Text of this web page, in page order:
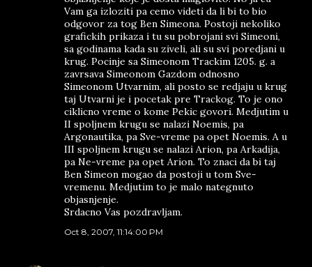
Vam ga izloziti pa cemo videti da li bi to bio
odgovor za tog Ben Simeona. Postoji nekoliko
grafickih prikaza i tu su pobrojani svi Simeoni,
sa godinama kada su ziveli, ali su svi poredjani u
krug. Pocinje sa Simeonom Trackim 1205. g. a
zavrsava Simeonom Gazdom odnosno
Simeonom Utvarnim, ali posto se redjaju u krug
taj Utvarni je i pocetak pre Trackog. To je ono
ciklicno vreme o kome Pekic govori. Medjutim u
II spoljnem krugu se nalazi Noemis, pa
Argonautika, pa Sve-vreme pa opet Noemis. A u
III spoljnem krugu se nalazi Arion, pa Arkadija,
pa Ne-vreme pa opet Arion. To znaci da bi taj
Ben Simeon mogao da postoji u tom Sve-
vremenu. Medjutim to je malo nategnuto
objasnjenje.
Srdacno Vas pozdravljam.
Oct 8, 2007, 11:14:00 PM